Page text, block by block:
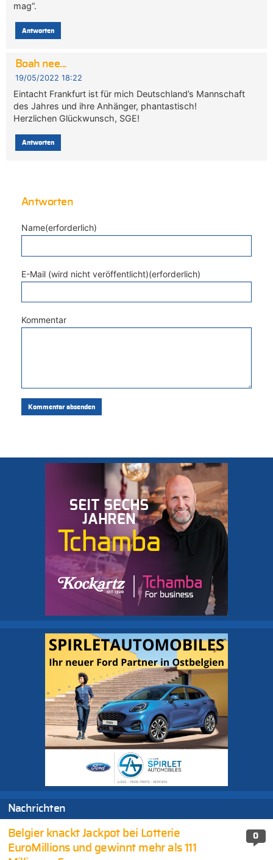
mag“.
Antworten
Boah nee...
19/05/2022 18:22
Eintacht Frankfurt ist für mich Deutschland’s Mannschaft
des Jahres und ihre Anhänger, phantastisch!
Herzlichen Glückwunsch, SGE!
Antworten
Antworten
Name(erforderlich)
E-Mail (wird nicht veröffentlicht)(erforderlich)
Kommentar
Nachrichten
0
Belgier knackt Jackpot bei Lotterie
EuroMillions und gewinnt mehr als 111